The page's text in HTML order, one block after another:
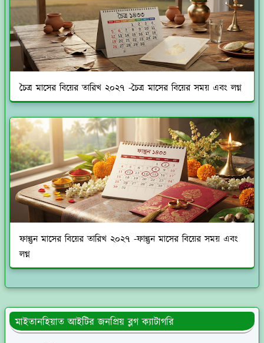
চৈত্র মাসের বিয়ের তারিখ ২০২৭ -চৈত্র মাসের বিয়ের সময় এবং লগ্ন
ফাল্গুন মাসের বিয়ের তারিখ ২০২৭ -ফাল্গুন মাসের বিয়ের সময় এবং
লগ্ন
মাইতানহিয়াত আইটির জনপ্রিয় ব্লগ ক্যাটাগরি